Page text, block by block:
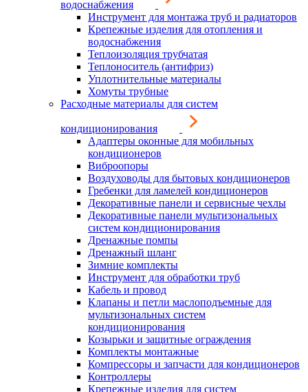
водоснабжения
Инструмент для монтажа труб и радиаторов
Крепежные изделия для отопления и
водоснабжения
Теплоизоляция трубчатая
Теплоноситель (антифриз)
Уплотнительные материалы
Хомуты трубные
Расходные материалы для систем
кондиционирования
Адаптеры оконные для мобильных
кондиционеров
Виброопоры
Воздуховоды для бытовых кондиционеров
Гребенки для ламелей кондиционеров
Декоративные панели и сервисные чехлы
Декоративные панели мультизональных
систем кондиционирования
Дренажные помпы
Дренажный шланг
Зимние комплекты
Инструмент для обработки труб
Кабель и провод
Клапаны и петли маслоподъемные для
мультизональных систем
кондиционирования
Козырьки и защитные ограждения
Комплекты монтажные
Компрессоры и запчасти для кондиционеров
Контроллеры
Крепежные изделия для систем